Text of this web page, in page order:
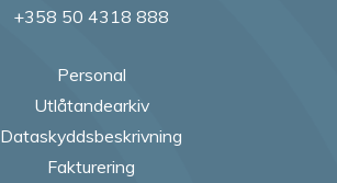
+358 50 4318 888
Personal
Utlåtandearkiv
Dataskyddsbeskrivning
Fakturering